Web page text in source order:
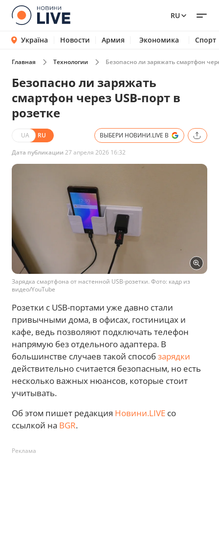
RU
Україна Новости Армия Экономика Спорт
Главная Технологии Безопасно ли заряжать смартфон
Безопасно ли заряжать
смартфон через USB-порт в
розетке
UA RU ВЫБЕРИ НОВИНИ.LIVE В
Дата публикации 27 апреля 2026 16:32
Зарядка смартфона от настенной USB-розетки. Фото: кадр из
видео/YouTube
Розетки с USB-портами уже давно стали
привычными дома, в офисах, гостиницах и
кафе, ведь позволяют подключать телефон
напрямую без отдельного адаптера. В
большинстве случаев такой способзарядки
действительно считается безопасным, но есть
несколько важных нюансов, которые стоит
учитывать.
Об этом пишет редакция Новини.LIVE со
ссылкой на BGR.
Реклама